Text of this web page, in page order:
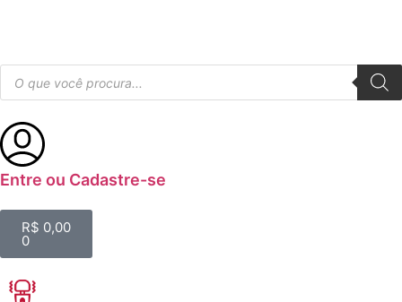
Entre ou Cadastre-se
R$ 0,00
0